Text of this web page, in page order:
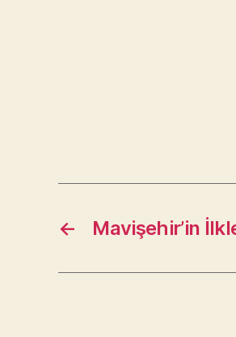
← Mavişehir’in